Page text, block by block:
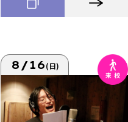
8/16(日)